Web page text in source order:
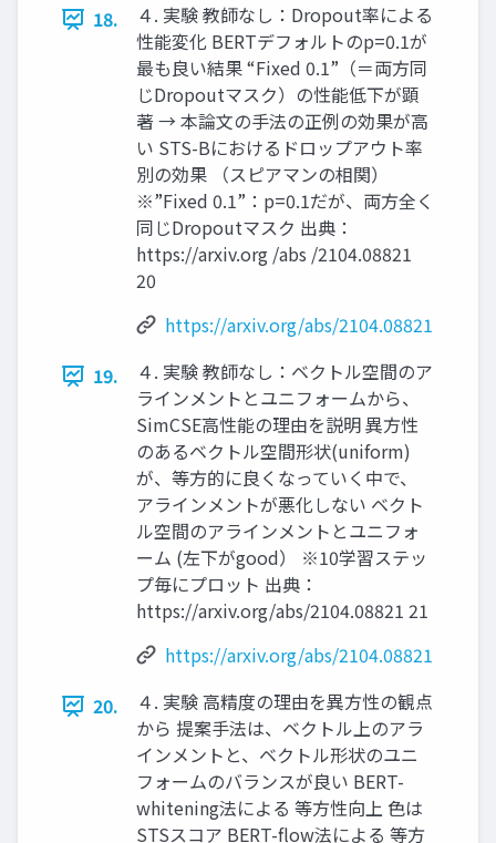
18.
４. 実験 教師なし：Dropout率による
性能変化 BERTデフォルトのp=0.1が
最も良い結果 “Fixed 0.1”（＝両方同
じDropoutマスク）の性能低下が顕
著 → 本論文の手法の正例の効果が高
い STS-Bにおけるドロップアウト率
別の効果 （スピアマンの相関）
※”Fixed 0.1”：p=0.1だが、両方全く
同じDropoutマスク 出典：
https://arxiv.org /abs /2104.08821
20
https://arxiv.org/abs/2104.08821
19.
４. 実験 教師なし：ベクトル空間のア
ラインメントとユニフォームから、
SimCSE高性能の理由を説明 異方性
のあるベクトル空間形状(uniform)
が、等方的に良くなっていく中で、
アラインメントが悪化しない ベクト
ル空間のアラインメントとユニフォ
ーム (左下がgood） ※10学習ステッ
プ毎にプロット 出典：
https://arxiv.org/abs/2104.08821 21
https://arxiv.org/abs/2104.08821
20.
４. 実験 高精度の理由を異方性の観点
から 提案手法は、ベクトル上のアラ
インメントと、ベクトル形状のユニ
フォームのバランスが良い BERT-
whitening法による 等方性向上 色は
STSスコア BERT-flow法による 等方